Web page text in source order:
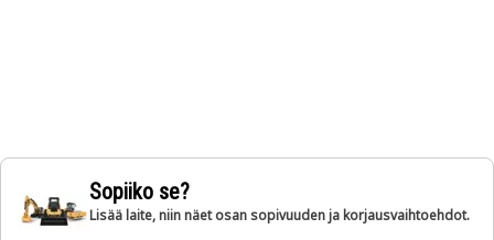
Sopiiko se?
Lisää laite, niin näet osan sopivuuden ja korjausvaihtoehdot.